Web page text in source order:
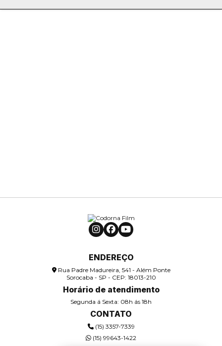
ENDEREÇO
Rua Padre Madureira, 541 - Além Ponte
Sorocaba - SP - CEP: 18013-210
Horário de atendimento
Segunda á Sexta: 08h ás 18h
CONTATO
(15) 3357-7339
(15) 99643-1422